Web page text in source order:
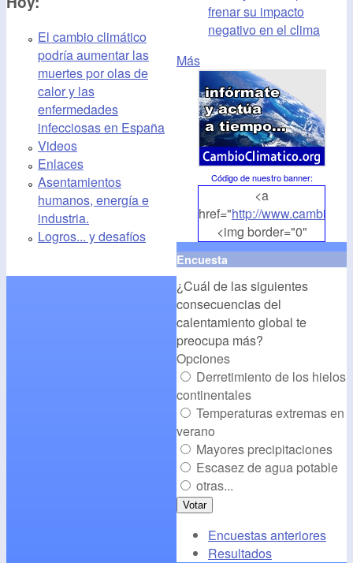
El cambio climático
podría aumentar las
muertes por olas de
calor y las
enfermedades
infecciosas en España
Videos
Enlaces
Asentamientos
humanos, energía e
industria.
Logros... y desafíos
frenar su impacto
negativo en el clima
Más
Código de nuestro banner:
<a
href="http://
<img border="0"
align="middle"
src="http://
alt="CambioClimatico.org"
/></a>
Encuesta
¿Cuál de las siguientes
consecuencias del
calentamiento global te
preocupa más?
Opciones
Derretimiento de los hielos
continentales
Temperaturas extremas en
verano
Mayores precipitaciones
Escasez de agua potable
otras...
Encuestas anteriores
Resultados